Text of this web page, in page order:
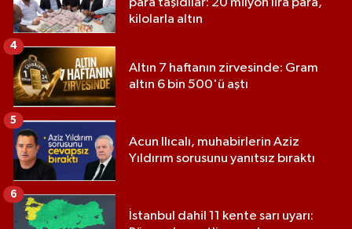
kilolarla altın
Altın 7 haftanın zirvesinde: Gram
altın 6 bin 500'ü aştı
4
Acun Ilıcalı, muhabirlerin Aziz
Yıldırım sorusunu yanıtsız bıraktı
5
İstanbul dahil 11 kente sarı uyarı:
6